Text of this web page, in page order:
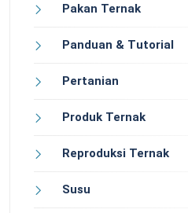
Pakan Ternak
Panduan & Tutorial
Pertanian
Produk Ternak
Reproduksi Ternak
Susu